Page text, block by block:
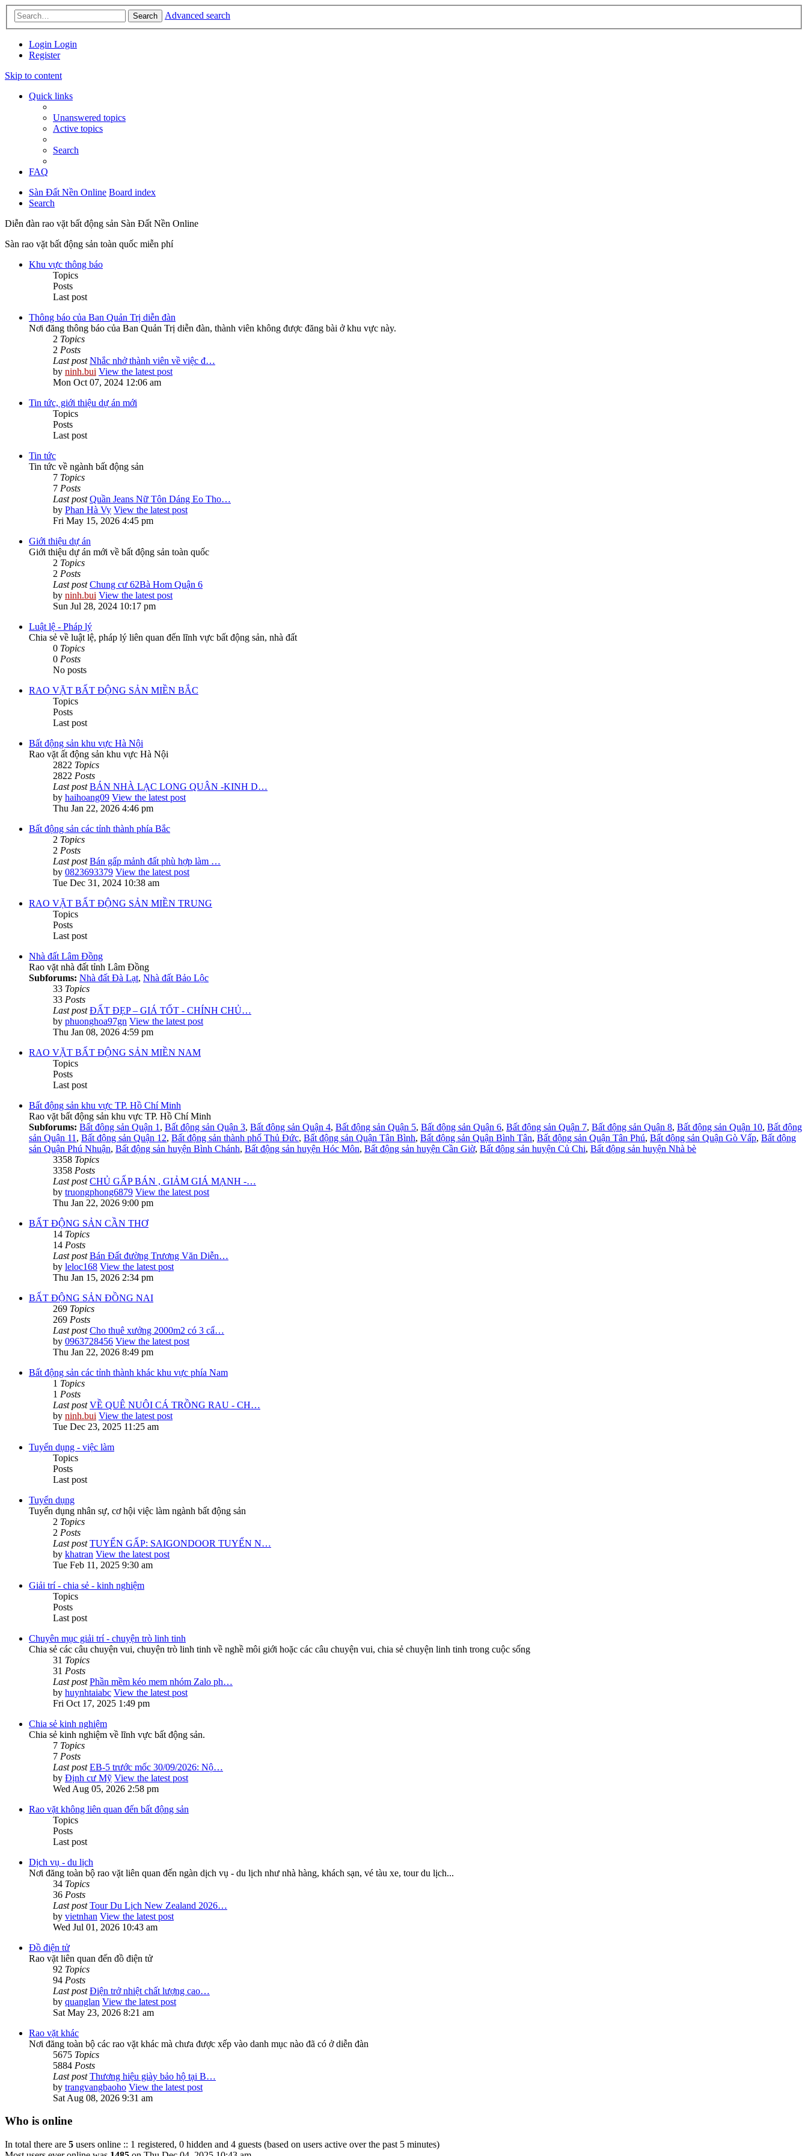
Search Advanced search
Login Login
Register
Skip to content
Quick links
Unanswered topics
Active topics
Search
FAQ
Sàn Đất Nền Online Board index
Search
Diễn đàn rao vặt bất động sản Sàn Đất Nền Online
Sàn rao vặt bất động sản toàn quốc miễn phí
Khu vực thông báo
Topics
Posts
Last post
Thông báo của Ban Quản Trị diễn đàn
Nơi đăng thông báo của Ban Quản Trị diễn đàn, thành viên không được đăng bài ở khu vực này.
2 Topics
2 Posts
Last post Nhắc nhở thành viên về việc đ…
by ninh.bui View the latest post
Mon Oct 07, 2024 12:06 am
Tin tức, giới thiệu dự án mới
Topics
Posts
Last post
Tin tức
Tin tức về ngành bất động sản
7 Topics
7 Posts
Last post Quần Jeans Nữ Tôn Dáng Eo Tho…
by Phan Hà Vy View the latest post
Fri May 15, 2026 4:45 pm
Giới thiệu dự án
Giới thiệu dự án mới về bất động sản toàn quốc
2 Topics
2 Posts
Last post Chung cư 62Bà Hom Quận 6
by ninh.bui View the latest post
Sun Jul 28, 2024 10:17 pm
Luật lệ - Pháp lý
Chia sẻ về luật lệ, pháp lý liên quan đến lĩnh vực bất động sản, nhà đất
0 Topics
0 Posts
No posts
RAO VẶT BẤT ĐỘNG SẢN MIỀN BẮC
Topics
Posts
Last post
Bất động sản khu vực Hà Nội
Rao vặt ất động sản khu vực Hà Nội
2822 Topics
2822 Posts
Last post BÁN NHÀ LẠC LONG QUÂN -KINH D…
by haihoang09 View the latest post
Thu Jan 22, 2026 4:46 pm
Bất động sản các tỉnh thành phía Bắc
2 Topics
2 Posts
Last post Bán gấp mảnh đất phù hợp làm …
by 0823693379 View the latest post
Tue Dec 31, 2024 10:38 am
RAO VẶT BẤT ĐỘNG SẢN MIỀN TRUNG
Topics
Posts
Last post
Nhà đất Lâm Đồng
Rao vặt nhà đất tỉnh Lâm Đồng
Subforums: Nhà đất Đà Lạt, Nhà đất Bảo Lộc
33 Topics
33 Posts
Last post ĐẤT ĐẸP – GIÁ TỐT - CHÍNH CHỦ…
by phuonghoa97gn View the latest post
Thu Jan 08, 2026 4:59 pm
RAO VẶT BẤT ĐỘNG SẢN MIỀN NAM
Topics
Posts
Last post
Bất động sản khu vực TP. Hồ Chí Minh
Rao vặt bất động sản khu vực TP. Hồ Chí Minh
Subforums: Bất động sản Quận 1 , Bất động sản Quận 3, Bất động sản Quận 4, Bất động sản Quận 5, Bất động sản Quận 6, Bất động sản Quận 7, Bất động sản Quận 8, Bất động sản Quận 10, Bất động
sản Quận 11 , Bất động sản Quận 12, Bất động sản thành phố Thủ Đức, Bất động sản Quận Tân Bình, Bất động sản Quận Bình Tân, Bất động sản Quận Tân Phú, Bất động sản Quận Gò Vấp, Bất động
sản Quận Phú Nhuận, Bất động sản huyện Bình Chánh, Bất động sản huyện Hóc Môn, Bất động sản huyện Cần Giờ, Bất động sản huyện Củ Chi, Bất động sản huyện Nhà bè
3358 Topics
3358 Posts
Last post CHỦ GẤP BÁN , GIẢM GIÁ MẠNH -…
by truongphong6879 View the latest post
Thu Jan 22, 2026 9:00 pm
BẤT ĐỘNG SẢN CẦN THƠ
14 Topics
14 Posts
Last post Bán Đất đường Trương Văn Diễn…
by leloc168 View the latest post
Thu Jan 15, 2026 2:34 pm
BẤT ĐỘNG SẢN ĐỒNG NAI
269 Topics
269 Posts
Last post Cho thuê xưởng 2000m2 có 3 cẩ…
by 0963728456 View the latest post
Thu Jan 22, 2026 8:49 pm
Bất động sản các tỉnh thành khác khu vực phía Nam
1 Topics
1 Posts
Last post VỀ QUÊ NUÔI CÁ TRỒNG RAU - CH…
by ninh.bui View the latest post
Tue Dec 23, 2025 11:25 am
Tuyển dụng - việc làm
Topics
Posts
Last post
Tuyển dụng
Tuyển dụng nhân sự, cơ hội việc làm ngành bất động sản
2 Topics
2 Posts
Last post TUYỂN GẤP: SAIGONDOOR TUYỂN N…
by khatran View the latest post
Tue Feb 11, 2025 9:30 am
Giải trí - chia sẻ - kinh nghiệm
Topics
Posts
Last post
Chuyên mục giải trí - chuyện trò linh tinh
Chia sẻ các câu chuyện vui, chuyện trò linh tinh về nghề môi giới hoặc các câu chuyện vui, chia sẻ chuyện linh tinh trong cuộc sống
31 Topics
31 Posts
Last post Phần mềm kéo mem nhóm Zalo ph…
by huynhtaiabc View the latest post
Fri Oct 17, 2025 1:49 pm
Chia sẻ kinh nghiệm
Chia sẻ kinh nghiệm về lĩnh vực bất động sản.
7 Topics
7 Posts
Last post EB-5 trước mốc 30/09/2026: Nộ…
by Định cư Mỹ View the latest post
Wed Aug 05, 2026 2:58 pm
Rao vặt không liên quan đến bất động sản
Topics
Posts
Last post
Dịch vụ - du lịch
Nơi đăng toàn bộ rao vặt liên quan đến ngàn dịch vụ - du lịch như nhà hàng, khách sạn, vé tàu xe, tour du lịch...
34 Topics
36 Posts
Last post Tour Du Lịch New Zealand 2026…
by vietnhan View the latest post
Wed Jul 01, 2026 10:43 am
Đồ điện tử
Rao vặt liên quan đến đồ điện tử
92 Topics
94 Posts
Last post Điện trở nhiệt chất lượng cao…
by quanglan View the latest post
Sat May 23, 2026 8:21 am
Rao vặt khác
Nơi đăng toàn bộ các rao vặt khác mà chưa được xếp vào danh mục nào đã có ở diễn đàn
5675 Topics
5884 Posts
Last post Thương hiệu giày bảo hộ tại B…
by trangvangbaoho View the latest post
Sat Aug 08, 2026 9:31 am
Who is online
In total there are 5 users online :: 1 registered, 0 hidden and 4 guests (based on users active over the past 5 minutes)